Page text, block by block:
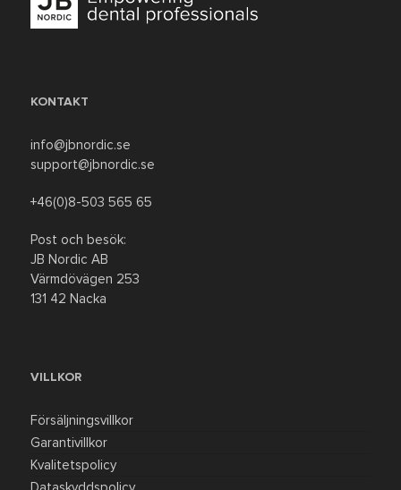
KONTAKT
info@jbnordic.se
support@jbnordic.se
+46(0)8-503 565 65
Post och besök:
JB Nordic AB
Värmdövägen 253
131 42 Nacka
VILLKOR
Försäljningsvillkor
Garantivillkor
Kvalitetspolicy